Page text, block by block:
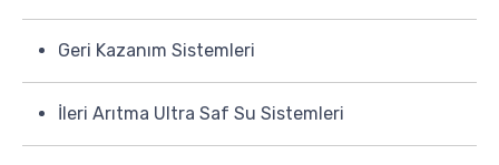
Geri Kazanım Sistemleri
İleri Arıtma Ultra Saf Su Sistemleri